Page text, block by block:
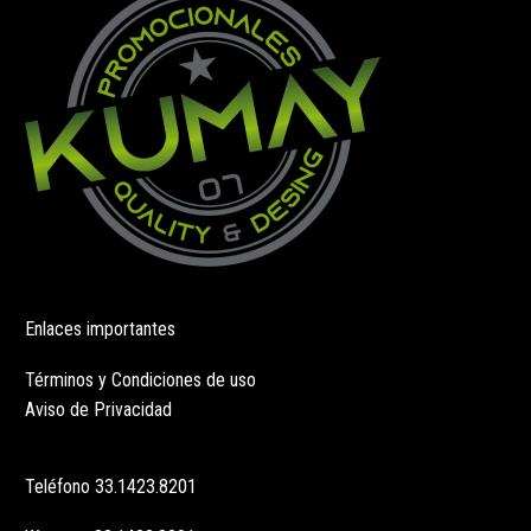
en
la
página
de
producto
Enlaces importantes
Términos y Condiciones de uso
Aviso de Privacidad
Teléfono 33.1423.8201